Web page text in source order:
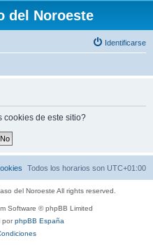
del Noroeste
Identificarse
cookies de este sitio?
Todos los horarios son UTC+01:00
del Noroeste All rights reserved.
Software © phpBB Limited
porphpBB España